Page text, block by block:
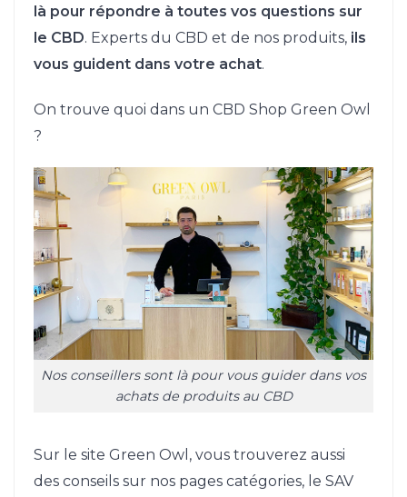
là pour répondre à toutes vos questions sur
le CBD. Experts du CBD et de nos produits,ils
vous guident dans votre achat.
On trouve quoi dans un CBD Shop Green Owl
?
Nos conseillers sont là pour vous guider dans vos
achats de produits au CBD
Sur le site Green Owl, vous trouverez aussi
des conseils sur nos pages catégories, le SAV